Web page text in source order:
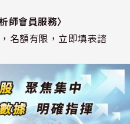
師會員服務〉
名額有限，立即填表諮